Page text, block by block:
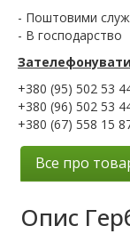
- Поштовими
- В господарство
+380 (95) 502 53
+380 (96) 502 53
+380 (67) 558 15
Все про
Опис